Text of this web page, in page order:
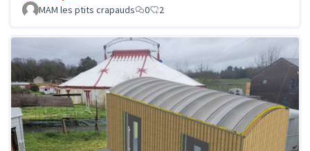
MAM les ptits crapauds
0 2